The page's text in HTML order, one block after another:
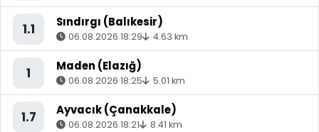
1.1 Sındırgı (Balıkesir)
06.08.2026 18:29 4.63 km
1 Maden (Elazığ)
06.08.2026 18:25 5.01 km
1.7 Ayvacık (Çanakkale)
06.08.2026 18:21 8.41 km